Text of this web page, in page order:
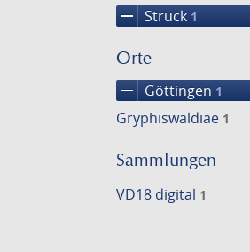
remove Struck 1
Orte
remove Göttingen 1
Gryphiswaldiae 1
Sammlungen
VD18 digital 1